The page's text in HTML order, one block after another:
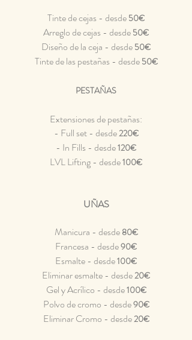
Tinte de cejas - desde 50€
Arreglo de cejas - desde 50€
Diseño de la ceja - desde 50€
Tinte de las pestañas - desde 50€
PESTAÑAS
Extensiones de pestañas:
- Full set - desde220€
- In Fills - desde120€
LVL Lifting - desde100€
UÑAS
Manicura - desde 80€
Francesa - desde90€
Esmalte - desde100€
Eliminar esmalte - desde20€
Gel y Acrílico - desde100€
Polvo de cromo - desde90€
Eliminar Cromo - desde20€